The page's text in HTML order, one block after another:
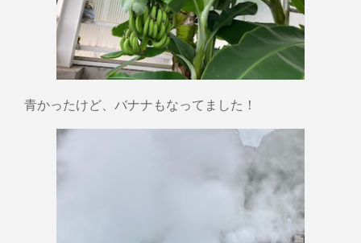
青かったけど、バナナもなってました！